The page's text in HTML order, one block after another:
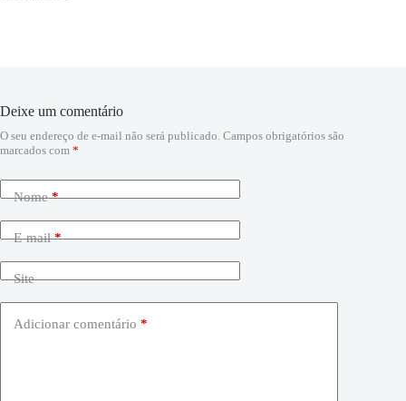
Deixe um comentário
O seu endereço de e-mail não será publicado. Campos obrigatórios são
marcados com *
Nome*
E-mail*
Site
Adicionar comentário *